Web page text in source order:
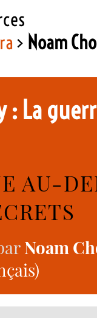
> Noam
: La
AU-
Noam